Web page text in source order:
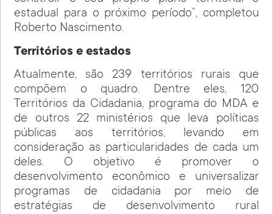
estadual para o próximo período”, completou
Roberto Nascimento.
Territórios e estados
Atualmente, são 239 territórios rurais que
compõem o quadro. Dentre eles, 120
Territórios da Cidadania, programa do MDA e
de outros 22 ministérios que leva políticas
públicas aos territórios, levando em
consideração as particularidades de cada um
deles. O objetivo é promover o
desenvolvimento econômico e universalizar
programas de cidadania por meio de
estratégias de desenvolvimento rural